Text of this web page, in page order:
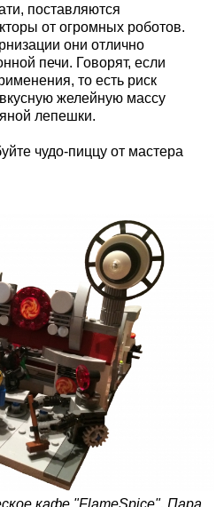
поставляются
от огромных роботов.
они отлично
печи. Говорят, если
то есть риск
желейную массу
лепешки.
чудо-пиццу от мастера
кафе "FlameSpice". Пара